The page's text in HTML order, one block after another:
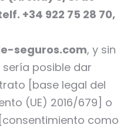
+34 922 75 28 70,
seguros.com, y sin
posible dar
[base legal del
(UE) 2016/679] o
como